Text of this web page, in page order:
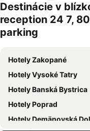
Destinácie v
reception 24 7,
parking
Hotely Zakopané
Hotely Vysoké Tatry
Hotely Banská Bystrica
Hotely Poprad
Hotely Demänovská